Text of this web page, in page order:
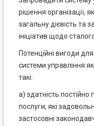
рішення організації,
загальну дієвість та
ініціатив щодо
Потенційні вигоди
системи управління
такі:
a) здатність
послуги, які
застосовні